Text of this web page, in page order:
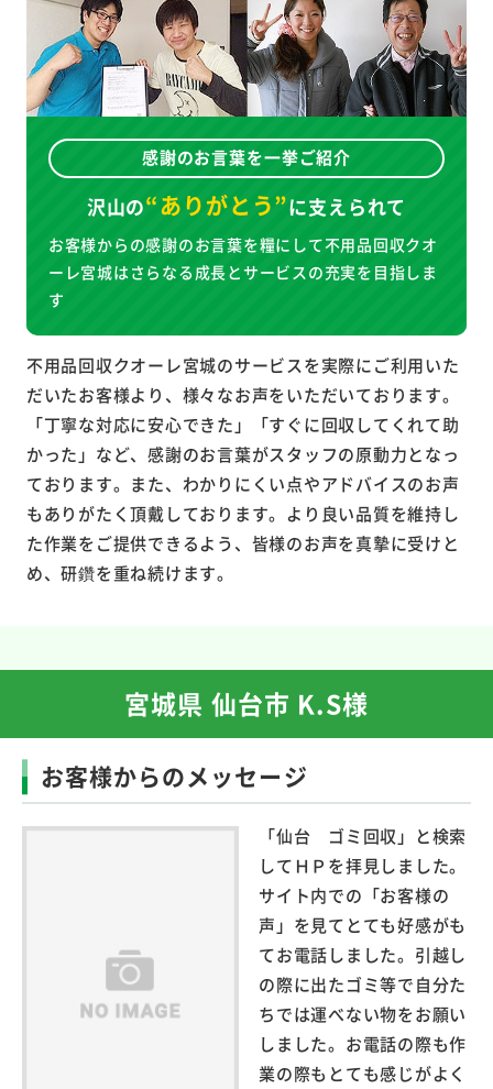
感謝のお言葉を一挙ご紹介
沢山の“ありがとう”に支えられて
お客様からの感謝のお言葉を糧にして不用品回収クオ
ーレ宮城はさらなる成長とサービスの充実を目指しま
す
不用品回収クオーレ宮城のサービスを実際にご利用いた
だいたお客様より、様々なお声をいただいております。
「丁寧な対応に安心できた」「すぐに回収してくれて助
かった」など、感謝のお言葉がスタッフの原動力となっ
ております。また、わかりにくい点やアドバイスのお声
もありがたく頂戴しております。より良い品質を維持し
た作業をご提供できるよう、皆様のお声を真摯に受けと
め、研鑽を重ね続けます。
宮城県 仙台市 K.S様
お客様からのメッセージ
「仙台 ゴミ回収」と検索
してＨＰを拝見しました。
サイト内での「お客様の
声」を見てとても好感がも
てお電話しました。引越し
の際に出たゴミ等で自分た
ちでは運べない物をお願い
しました。お電話の際も作
業の際もとても感じがよく